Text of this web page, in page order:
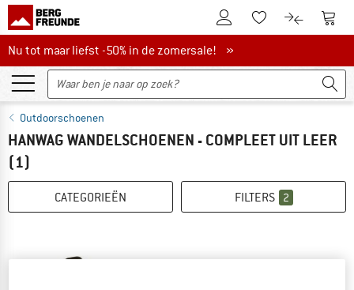
De klantenaccount
Naar deNaar de
Nu tot maar liefst -50% in de zomersale!
Nu tot maar liefst -50% in de zomersale! »
Outdoorschoenen
HANWAG WANDELSCHOENEN - COMPLEET UIT LEER
(1)
CATEGORIEËN FILTERS 2